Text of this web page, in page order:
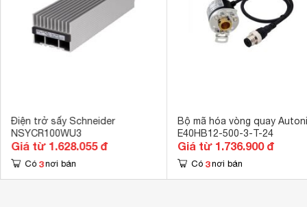
Điện trở sấy Schneider
NSYCR100WU3
Giá từ 1.628.055 đ
Có 3 nơi bán
Bộ mã hóa vòng quay
E40HB12-500-3-T-24
Giá từ 1.736.900 đ
Có 3 nơi bán